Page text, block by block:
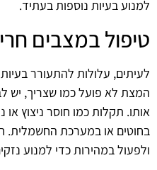
למנוע בעיות נוספות בעתיד.
טיפול במצבים
לעיתים, עלולות להתעורר
המצת לא פועל כמו שצריך, יש
אותו. תקלות כמו חוסר ניצוץ או
בחוטים או במערכת החשמלית.
ולפעול במהירות כדי למנוע